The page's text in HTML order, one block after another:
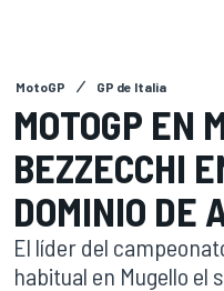
MotoGP GP de Italia
MOTOGP EN
BEZZECCHI
DOMINIO DE
El líder del
habitual en Mugello el